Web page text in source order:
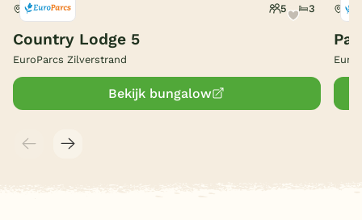
Mol, België 5 3
Country Lodge 5
EuroParcs Zilverstrand
Bekijk bungalow